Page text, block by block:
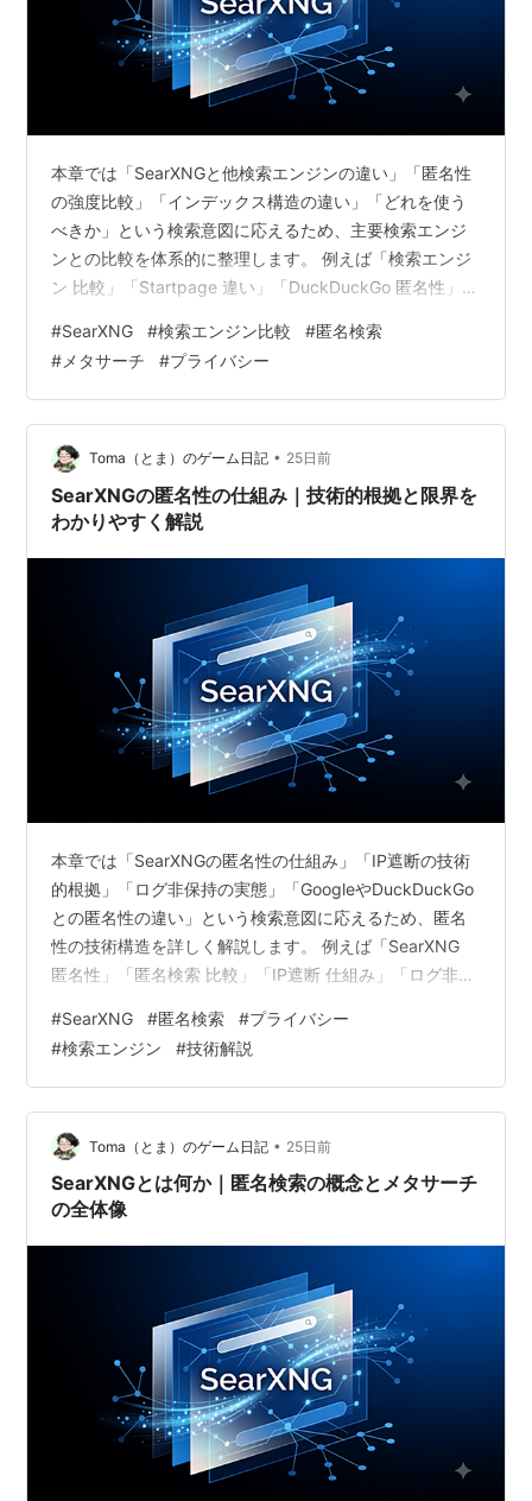
本章では「SearXNGと他検索エンジンの違い」「匿名性
の強度比較」「インデックス構造の違い」「どれを使う
べきか」という検索意図に応えるため、主要検索エンジ
ンとの比較を体系的に整理します。 例えば「検索エンジ
ン 比較」「Startpage 違い」「DuckDuckGo 匿名性」
「SearXNG 代替」といった検索意図に対応し、検索エン
ジン総合インデックスと連携して比較理解を深められる
ように設計しています。 第3章ではSearXNGの匿名性の
仕組みを整理しました。本章ではその匿名性や技術構造
が、他の検索エンジンと比較してどのような…
#SearXNG #検索エンジン比較 #匿名検索
# メタサーチ #プライバシー
Toma（とま）のゲーム日記 • 25日前
SearXNGの匿名性の仕組み｜技術的根拠と限界を
わかりやすく解説
本章では「SearXNGの匿名性の仕組み」「IP遮断の技術
的根拠」「ログ非保持の実態」「GoogleやDuckDuckGo
との匿名性の違い」という検索意図に応えるため、匿名
性の技術構造を詳しく解説します。 例えば「SearXNG
匿名性」「匿名検索 比較」「IP遮断 仕組み」「ログ非保
対応し、検索エンジン総合インデックスと連携して匿名
性の比較理解を深められるように設計しています。 第2
章ではSearXNGの技術構造を整理しました。本章ではそ
の技術構造がどのように匿名性を実現しているのかを詳
しく解説します。 匿名検索の検索意図は「検索者の…
#SearXNG #匿名検索 #プライバシー
#検索エンジン #技術解説
Toma（とま）のゲーム日記 • 25日前
SearXNGとは何か｜匿名検索の概念とメタサーチ
の全体像